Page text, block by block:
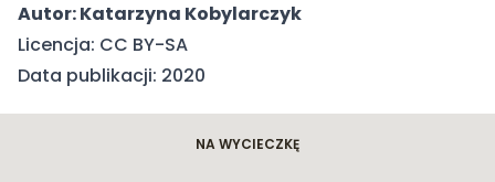
Autor: Katarzyna Kobylarczyk
Licencja: CC BY-SA
Data publikacji: 2020
NA WYCIECZKĘ